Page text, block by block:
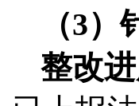
（3
整改进